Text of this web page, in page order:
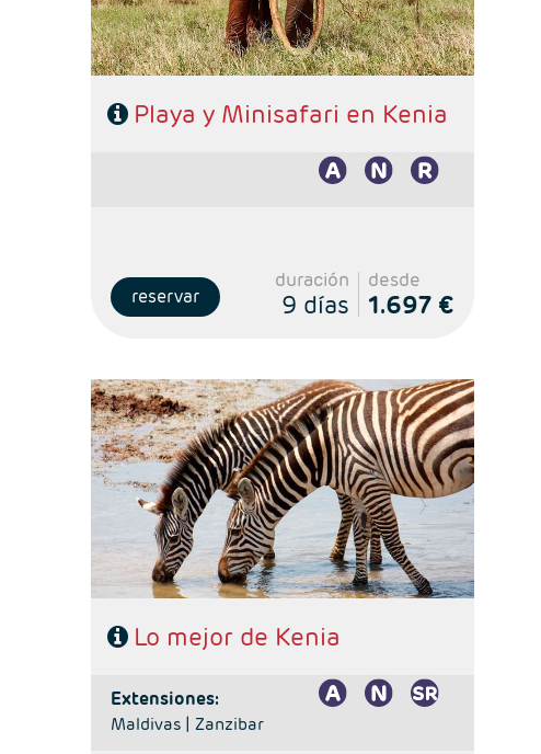
Playa y Minisafari en Kenia
reservar
duración
9 días
desde
1.697 €
Salidas: Martes y Sábados
Ruta: 1 noche Nairobi, 1 noche Lago Nakuru, 2 noches
Masai Mara
Alojamiento: Superior, Superior Plus y Deluxe
Régimen: Pensión completa, excepto primer día
Nairobi
A tener en cuenta: se necesita visado online, a
tramitar por los viajeros
Lo mejor de Kenia
extensiones:
Maldivas | Zanzibar